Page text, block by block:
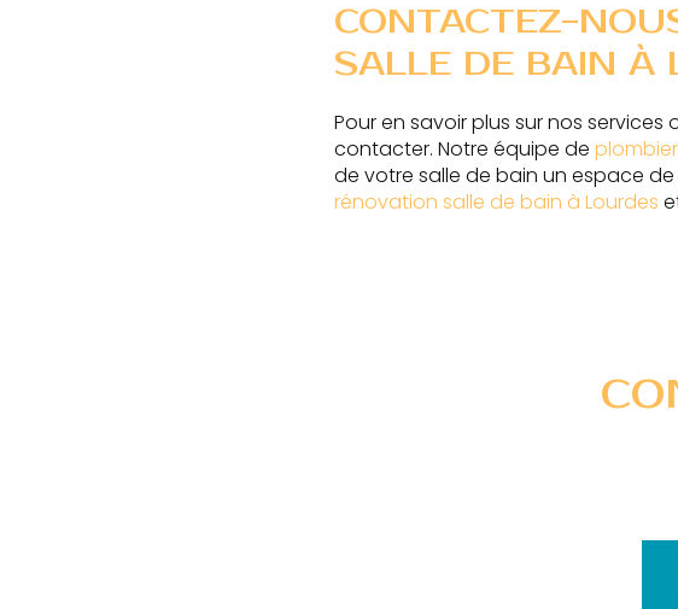
CONTACTEZ-
SALLE DE BAIN À
Pour en savoir plus sur nos
contacter. Notre équipe de
de votre salle de bain un espace
rénovation salle de bain à Lourdes